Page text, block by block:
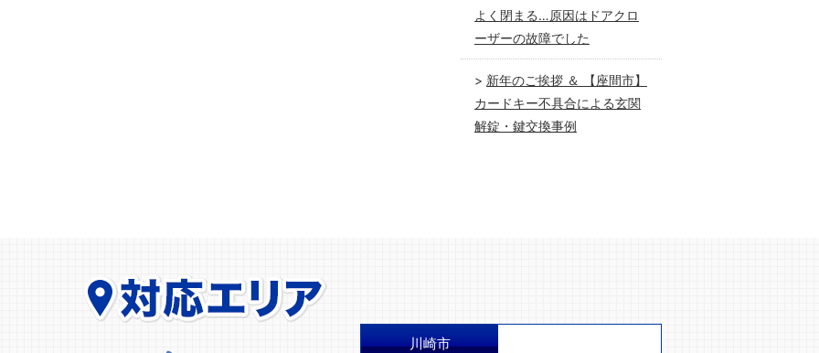
よく閉まる…原因はドアクロ
ーザーの故障でした
新年のご挨拶 ＆ 【座間市】
カードキー不具合による玄関
解錠・鍵交換事例
川崎市